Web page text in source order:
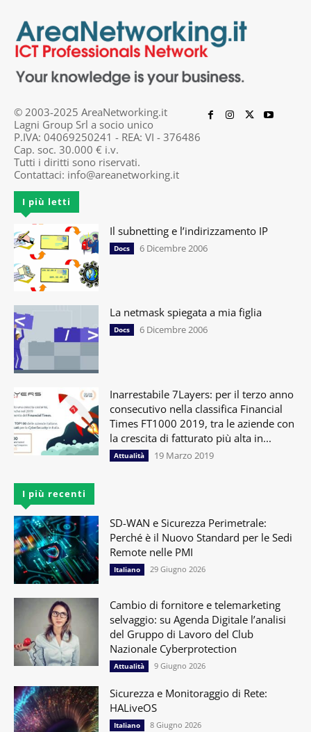
© 2003-2025 AreaNetworking.it
Lagni Group Srl a socio unico
P.IVA: 04069250241 - REA: VI - 376486
Cap. soc. 30.000 € i.v.
Tutti i diritti sono riservati.
Contattaci: info@areanetworking.it
I più letti
Il subnetting e l’indirizzamento IP
Docs 6 Dicembre 2006
La netmask spiegata a mia figlia
Docs 6 Dicembre 2006
Inarrestabile 7Layers: per il terzo anno
consecutivo nella classifica Financial
Times FT1000 2019, tra le aziende con
la crescita di fatturato più alta in...
Attualità 19 Marzo 2019
I più recenti
SD-WAN e Sicurezza Perimetrale:
Perché è il Nuovo Standard per le Sedi
Remote nelle PMI
Italiano 29 Giugno 2026
Cambio di fornitore e telemarketing
selvaggio: su Agenda Digitale l’analisi
del Gruppo di Lavoro del Club
Nazionale Cyberprotection
Attualità 9 Giugno 2026
Sicurezza e Monitoraggio di Rete:
HALiveOS
Italiano 8 Giugno 2026